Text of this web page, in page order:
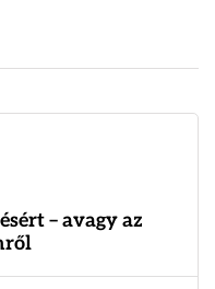
– avagy az